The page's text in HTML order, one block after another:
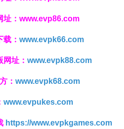
： www.evp86.com
： www.evpk66.com
网址： www.evpk88.com
： www.evpk68.com
www.evpukes.com
https://www.evpkgames.com